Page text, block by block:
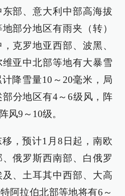
部、意大利中部高海拔
部分地区有雨夹（转）
克罗地亚西部、波黑、
亚中北部等地有大暴雪
降雪量10～20毫米，局
分地区有4～6级风，阵
风9～10级。
，预计1月8日起，南欧
俄罗斯西南部、白俄罗
、土耳其中西部、大高
阿拉伯北部等地将有6～